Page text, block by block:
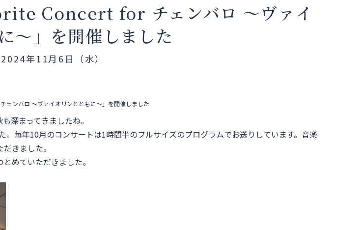
Concert for チェンバロ 〜ヴァイ
〜」を開催しました
年11月6日（水）
ェンバロ 〜ヴァイオリンとともに〜」を開催しました
深まってきましたね。
毎年10月のコンサートは1時間半のフルサイズのプログラムでお送りしています。音楽
きました。
めていただきました。